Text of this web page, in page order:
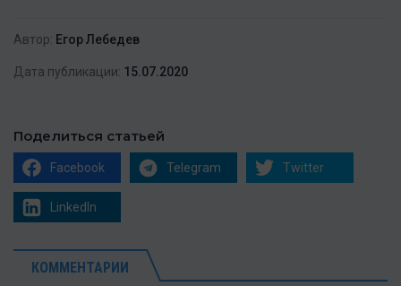
Автор: Егор Лебедев
Дата публикации: 15.07.2020
Поделиться статьей
Facebook Telegram Twitter
LinkedIn
КОММЕНТАРИИ